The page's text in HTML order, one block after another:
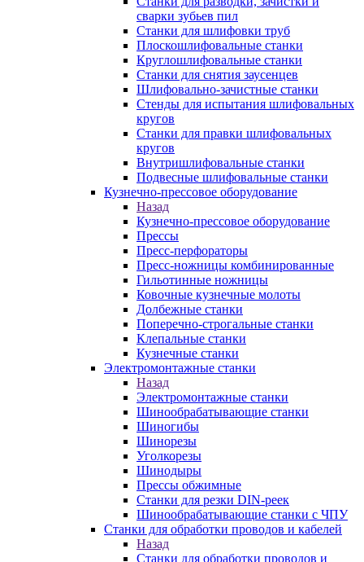
сварки зубьев пил
Станки для шлифовки труб
Плоскошлифовальные станки
Круглошлифовальные станки
Станки для снятия заусенцев
Шлифовально-зачистные станки
Стенды для испытания шлифовальных
кругов
Станки для правки шлифовальных
кругов
Внутришлифовальные станки
Подвесные шлифовальные станки
Кузнечно-прессовое оборудование
Назад
Кузнечно-прессовое оборудование
Прессы
Пресс-перфораторы
Пресс-ножницы комбинированные
Гильотинные ножницы
Ковочные кузнечные молоты
Долбежные станки
Поперечно-строгальные станки
Клепальные станки
Кузнечные станки
Электромонтажные станки
Назад
Электромонтажные станки
Шинообрабатывающие станки
Шиногибы
Шинорезы
Уголкорезы
Шинодыры
Прессы обжимные
Станки для резки DIN-реек
Шинообрабатывающие станки с ЧПУ
Станки для обработки проводов и кабелей
Назад
Станки для обработки проводов и